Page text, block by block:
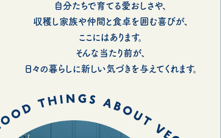
自分たちで育てる愛おしさや、
収穫し家族や仲間と食卓を囲む喜びが、
ここにはあります。
そんな当たり前が、
日々の暮らしに新しい気づきを与えてくれます。